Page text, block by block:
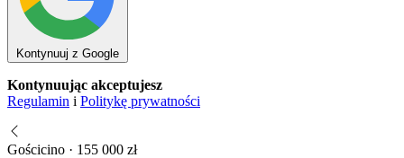
Kontynuuj z Google
Kontynuując akceptujesz
Regulamin i Politykę prywatności
Gościcino · 155 000 zł